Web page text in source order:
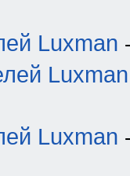
Luxman
Luxman
Luxman